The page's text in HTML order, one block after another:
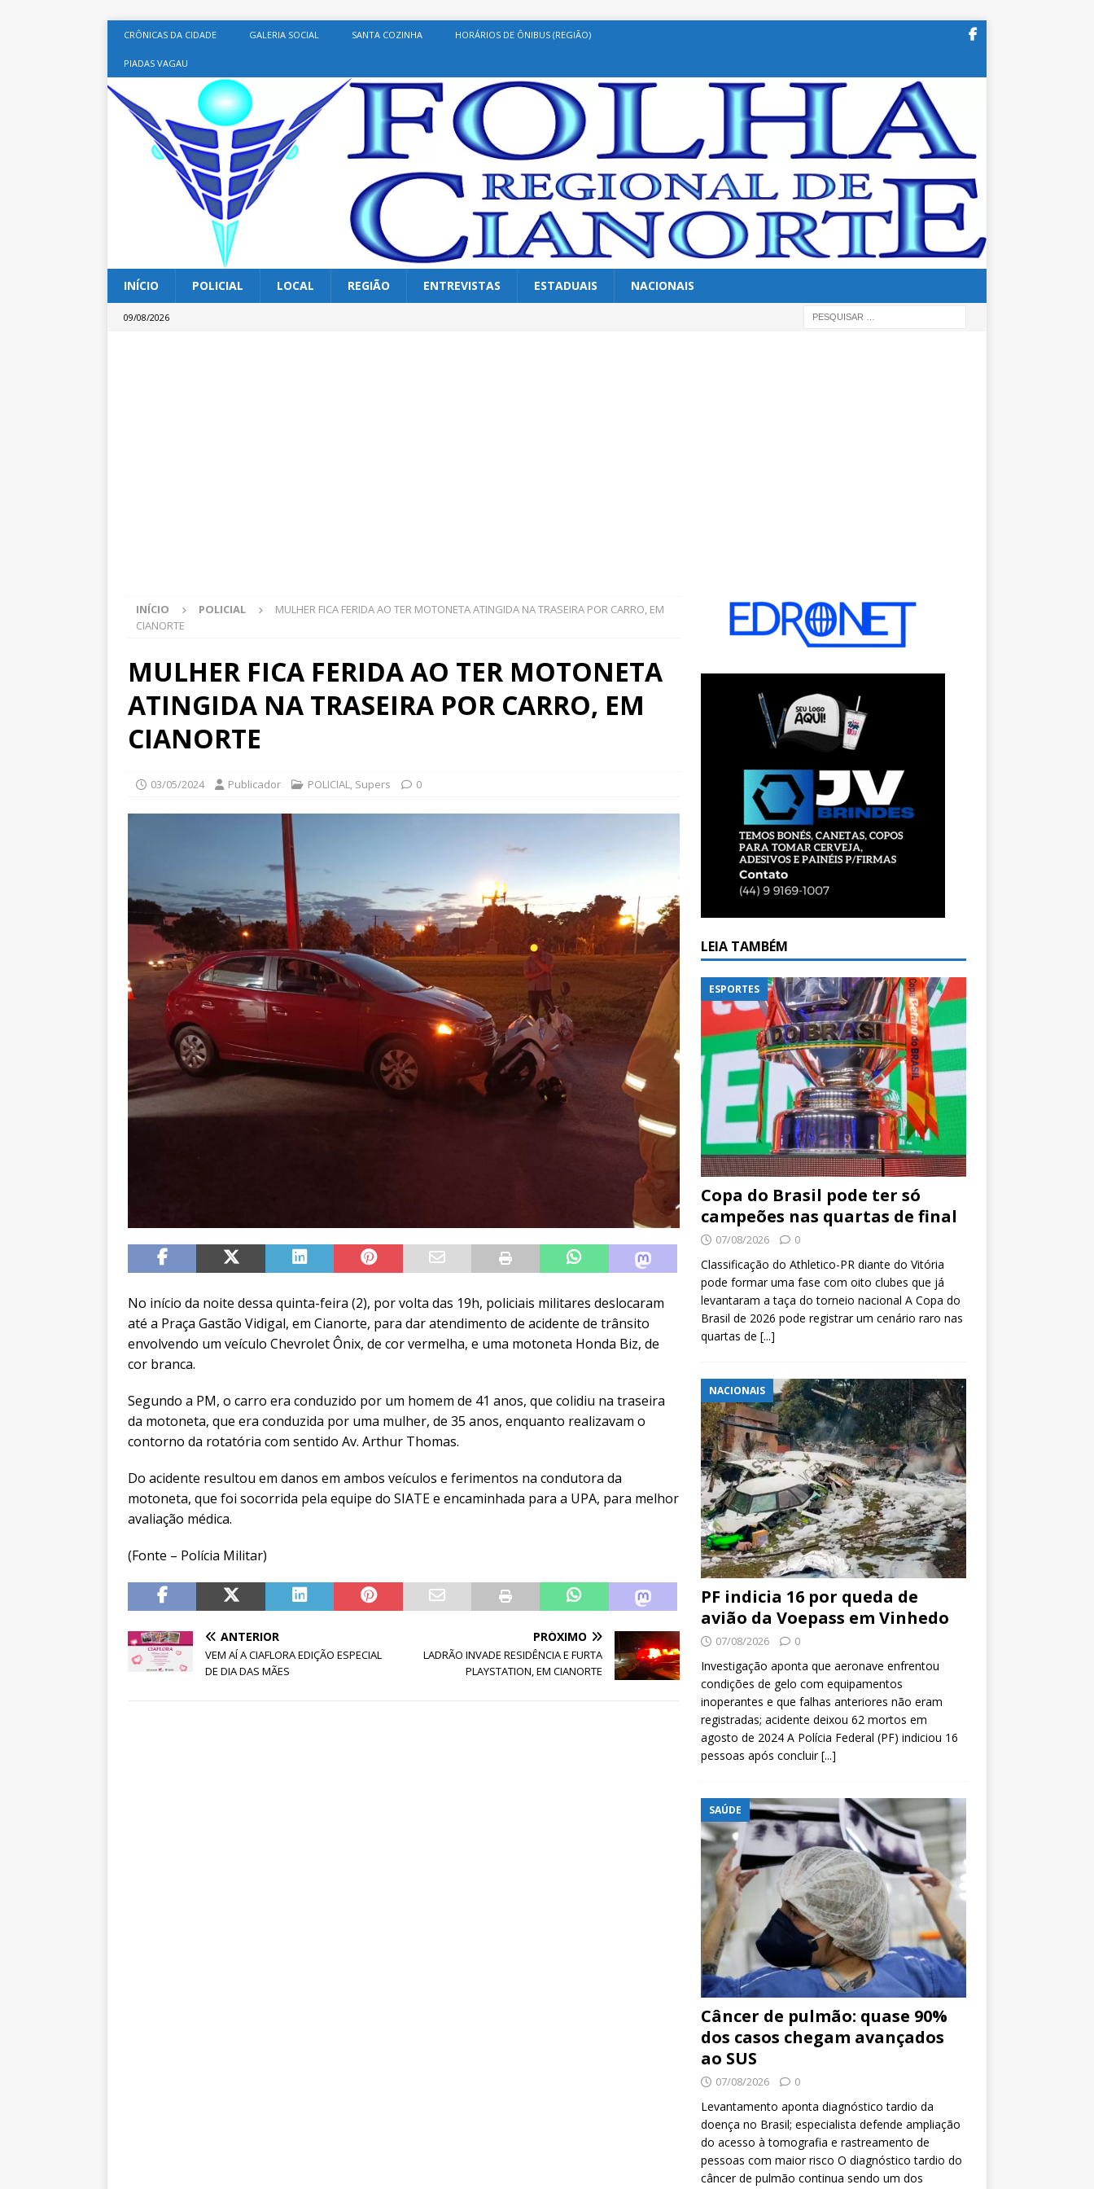
CRÔNICAS DA CIDADE GALERIA SOCIAL SANTA COZINHA HORÁRIOS DE ÔNIBUS (REGIÃO)
PIADAS VAGAU
INÍCIO POLICIAL LOCAL REGIÃO ENTREVISTAS ESTADUAIS NACIONAIS
09/08/2026
INÍCIO POLICIAL
MULHER FICA FERIDA AO TER MOTONETA ATINGIDA NA TRASEIRA POR CARRO, EM
CIANORTE
MULHER FICA FERIDA AO TER MOTONETA
ATINGIDA NA TRASEIRA POR CARRO, EM
CIANORTE
03/05/2024 Publicador POLICIAL, Supers 0
No início da noite dessa quinta-feira (2), por volta das 19h, policiais militares deslocaram
até a Praça Gastão Vidigal, em Cianorte, para dar atendimento de acidente de trânsito
envolvendo um veículo Chevrolet Ônix, de cor vermelha, e uma motoneta Honda Biz, de
cor branca.
Segundo a PM, o carro era conduzido por um homem de 41 anos, que colidiu na traseira
da motoneta, que era conduzida por uma mulher, de 35 anos, enquanto realizavam o
contorno da rotatória com sentido Av. Arthur Thomas.
Do acidente resultou em danos em ambos veículos e ferimentos na condutora da
motoneta, que foi socorrida pela equipe do SIATE e encaminhada para a UPA, para melhor
avaliação médica.
(Fonte – Polícia Militar)
ANTERIOR
VEM AÍ A CIAFLORA EDIÇÃO ESPECIAL
DE DIA DAS MÃES
PRÓXIMO
LADRÃO INVADE RESIDÊNCIA E FURTA
PLAYSTATION, EM CIANORTE
LEIA TAMBÉM
ESPORTES
Copa do Brasil pode ter só
campeões nas quartas de final
07/08/2026 0
Classificação do Athletico-PR diante do Vitória
pode formar uma fase com oito clubes que já
levantaram a taça do torneio nacional A Copa do
Brasil de 2026 pode registrar um cenário raro nas
quartas de [...]
NACIONAIS
PF indicia 16 por queda de
avião da Voepass em Vinhedo
07/08/2026 0
Investigação aponta que aeronave enfrentou
condições de gelo com equipamentos
inoperantes e que falhas anteriores não eram
registradas; acidente deixou 62 mortos em
agosto de 2024 A Polícia Federal (PF) indiciou 16
pessoas após concluir[...]
SAÚDE
Câncer de pulmão: quase 90%
dos casos chegam avançados
ao SUS
07/08/2026 0
Levantamento aponta diagnóstico tardio da
doença no Brasil; especialista defende ampliação
do acesso à tomografia e rastreamento de
pessoas com maior risco O diagnóstico tardio do
câncer de pulmão continua sendo um dos